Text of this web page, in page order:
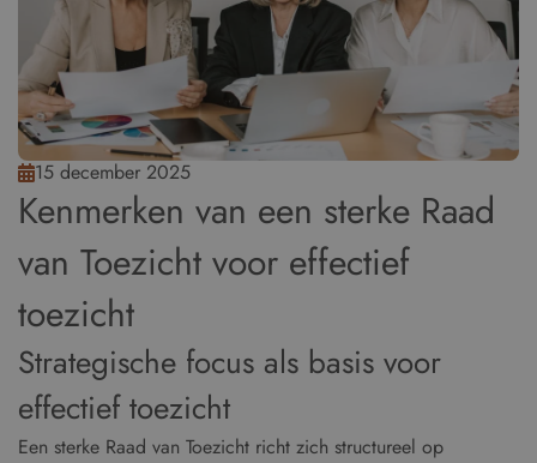
15 december 2025
Kenmerken van een sterke Raad
van Toezicht voor effectief
toezicht
Strategische focus als basis voor
effectief toezicht
Een sterke Raad van Toezicht richt zich structureel op